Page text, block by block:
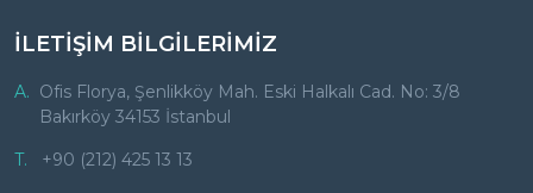
İLETİŞİM BİLGİLERİMİZ
A. Ofis Florya, Şenlikköy Mah. Eski Halkalı Cad. No: 3/8
Bakırköy 34153 İstanbul
T.
+90 (212) 425 13 13